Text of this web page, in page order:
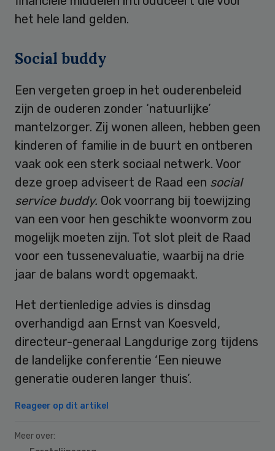
het hele land gelden.
Social buddy
Een vergeten groep in het ouderenbeleid
zijn de ouderen zonder ‘natuurlijke’
mantelzorger. Zij wonen alleen, hebben geen
kinderen of familie in de buurt en ontberen
vaak ook een sterk sociaal netwerk. Voor
deze groep adviseert de Raad een social
service buddy. Ook voorrang bij toewijzing
van een voor hen geschikte woonvorm zou
mogelijk moeten zijn. Tot slot pleit de Raad
voor een tussenevaluatie, waarbij na drie
jaar de balans wordt opgemaakt.
Het dertienledige advies is dinsdag
overhandigd aan Ernst van Koesveld,
directeur-generaal Langdurige zorg tijdens
de landelijke conferentie ‘Een nieuwe
generatie ouderen langer thuis’.
Reageer op dit artikel
Meer over: